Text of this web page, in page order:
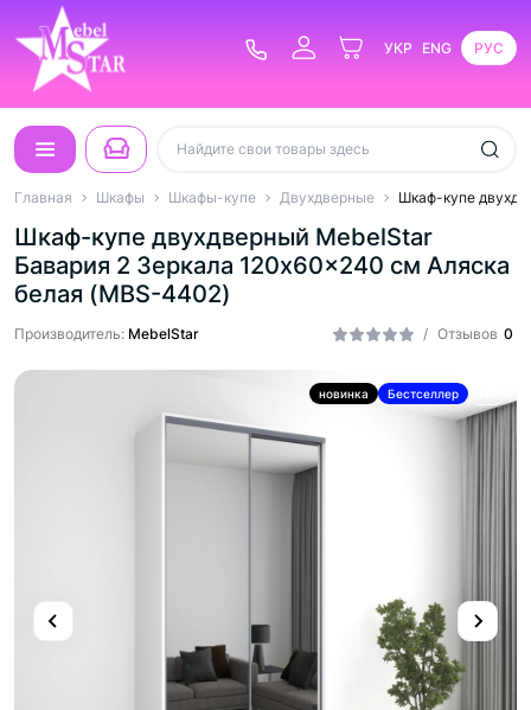
УКР ENG РУС
Главная Шкафы Шкафы-купе Двухдверные Шкаф-купе
Шкаф-купе двухдверный MebelStar
Бавария 2 Зеркала 120x60x240 см Аляска
белая (MBS-4402)
/ Отзывов 0
Производитель: MebelStar
новинка Бестселлер